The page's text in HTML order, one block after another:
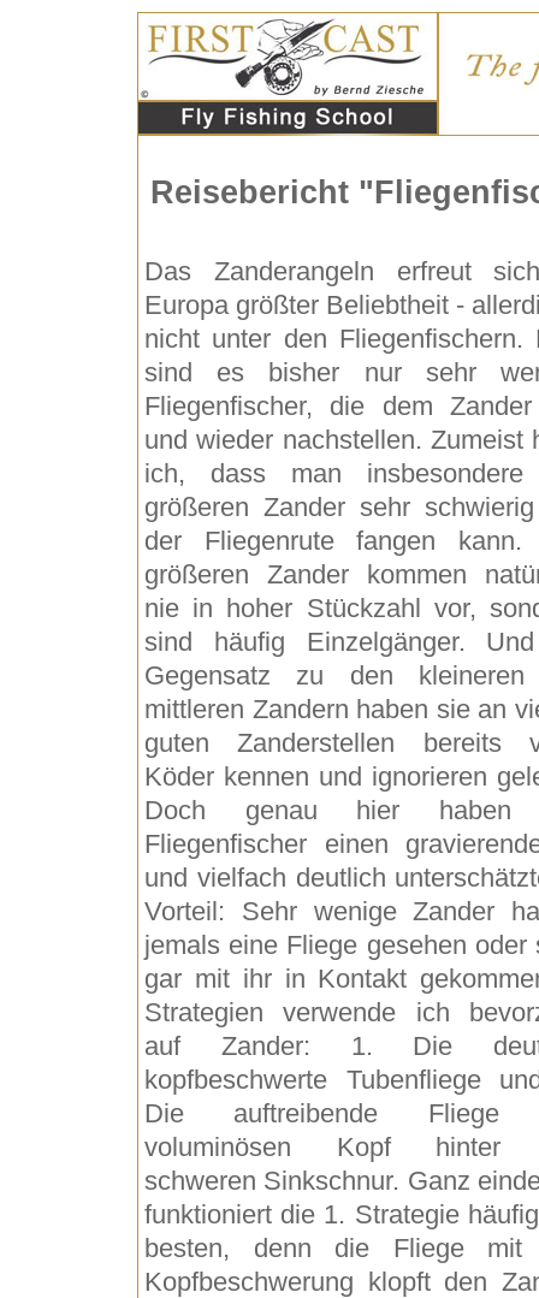
Reisebericht
Das Zanderangeln erfreut
Europa größter Beliebtheit -
nicht unter den Fliegenfischern.
sind es bisher nur sehr
Fliegenfischer, die dem
und wieder nachstellen. Zumeist
ich, dass man
größeren Zander sehr
der Fliegenrute fangen kann.
größeren Zander kommen
nie in hoher Stückzahl vor,
sind häufig Einzelgänger.
Gegensatz zu den
mittleren Zandern haben sie an
guten Zanderstellen bereits
Köder kennen und ignorieren
Doch genau hier haben
Fliegenfischer einen
und vielfach deutlich
Vorteil: Sehr wenige Zander
jemals eine Fliege gesehen oder
gar mit ihr in Kontakt
Strategien verwende ich
auf Zander: 1. Die
kopfbeschwerte Tubenfliege
Die auftreibende Fliege
voluminösen Kopf hinter
schweren Sinkschnur. Ganz
funktioniert die 1. Strategie
besten, denn die Fliege mit
Kopfbeschwerung klopft den